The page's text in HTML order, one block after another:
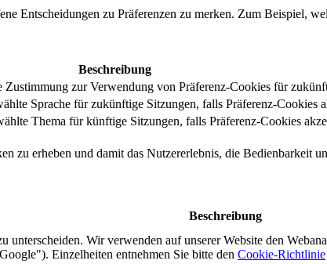
Entscheidungen zu Präferenzen zu merken. Zum Beispiel,
Beschreibung
Zustimmung zur Verwendung von Präferenz-Cookies für
Sprache für zukünftige Sitzungen, falls Präferenz-Cookies
Thema für künftige Sitzungen, falls Präferenz-Cookies
zu erheben und damit das Nutzererlebnis, die Bedienbarkeit
Beschreibung
unterscheiden. Wir verwenden auf unserer Website den
Einzelheiten entnehmen Sie bitte den Cookie-Richtlinie